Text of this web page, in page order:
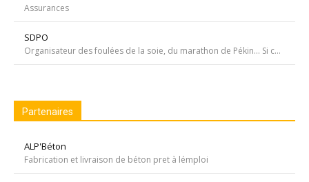
Assurances
SDPO
Organisateur des foulées de la soie, du marathon de Pékin... Si courir était notre seul but, nous passerions à côté de moments inoubliables ». Depuis 1996 SDPOrganisation, spécialiste de la course aventure à vocation sportive et culturelle
Partenaires
ALP'Béton
Fabrication et livraison de béton pret à lémploi